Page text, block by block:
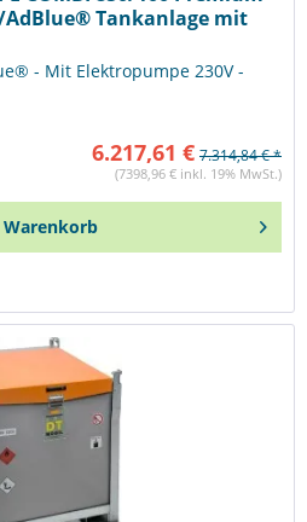
AdBlue® Tankanlage mit
- Mit Elektropumpe 230V -
6.217,61 € 7.314,84 € *
(7398,96 € inkl. 19% MwSt.)
Warenkorb